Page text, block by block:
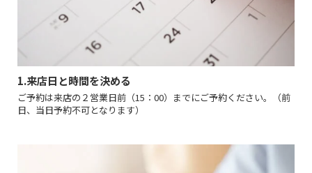
1.来店日と時間を決める
ご予約は来店の２営業日前（15：00）までにご予約ください。（前
日、当日予約不可となります）